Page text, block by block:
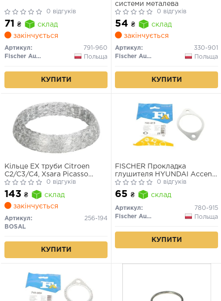
0 відгуків
71 ₴
склад
закінчується
Артикул:
791-960
Fischer Automotive One (FA1)
Польща
КУПИТИ
системи металева
0 відгуків
54 ₴
склад
закінчується
Артикул:
330-901
Fischer Automotive One (FA1)
Польща
КУПИТИ
Кільце EX труби Citroen
C2/C3/C4, Xsara Picasso
Peugeot 206, 307 1.1i-1.6i
09.98-
0 відгуків
143 ₴
склад
закінчується
Артикул:
256-194
BOSAL
КУПИТИ
FISCHER Прокладка
глушителя HYUNDAI Accent
-99,Sonata -96,Lantra
-98,MAZDA 626 -98, 929
-92,FORD Probe -98 OPEL
CampoKIAOPEL Campo 91-
0 відгуків
65 ₴ склад
Артикул:
780-915
Fischer Automotive One (FA1)
Польща
КУПИТИ